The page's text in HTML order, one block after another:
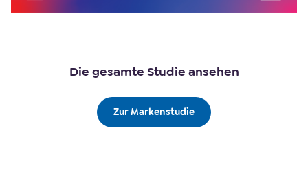
Die gesamte Studie ansehen
Zur Markenstudie